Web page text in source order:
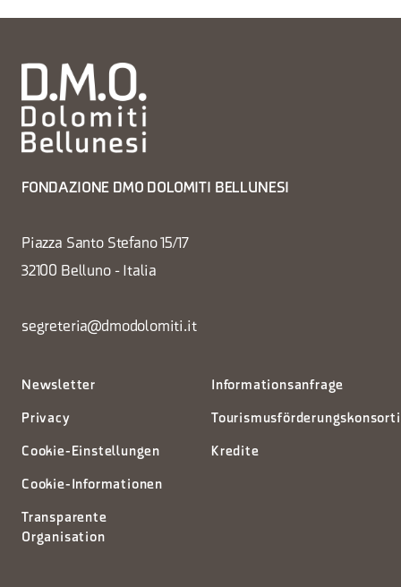
FONDAZIONE DMO DOLOMITI BELLUNESI
Piazza Santo Stefano 15/17
32100 Belluno - Italia
segreteria@dmodolomiti.it
Newsletter
Privacy
Cookie-Einstellungen
Cookie-Informationen
Transparente
Organisation
Informationsanfrage
Kredite